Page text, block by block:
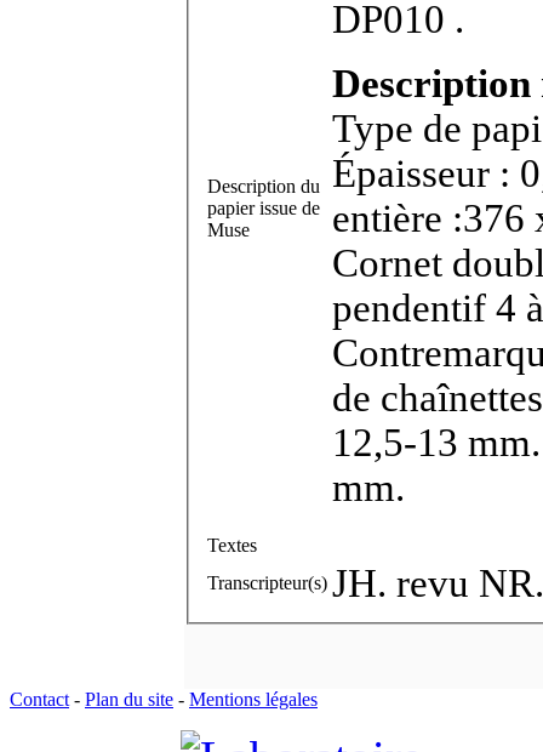
Description du
papier issue de
Muse
DP010 .
Description
Type de
Épaisseur :
entière :376
Cornet
pendentif 4
de
12,5-13
mm.
Textes
Transcripteur(s) JH. revu NR.
Contact - Plan du site - Mentions légales